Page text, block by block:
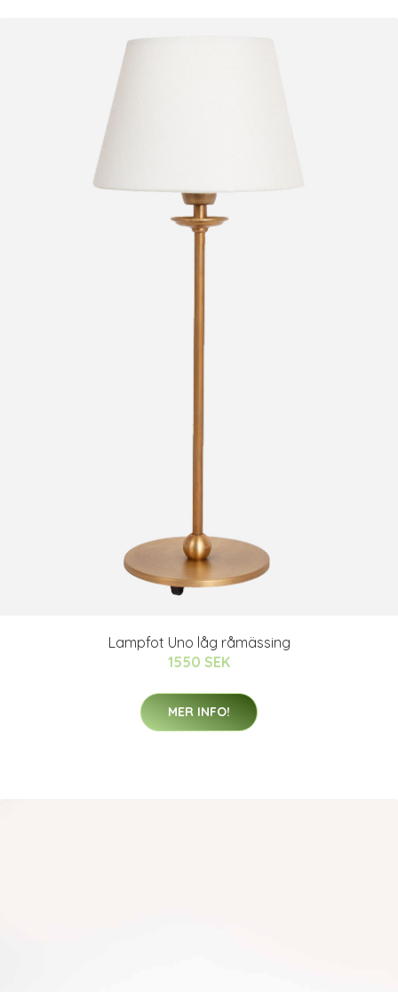
Lampfot Uno låg råmässing
1550 SEK
MER INFO!